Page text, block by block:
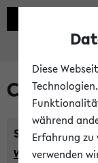
Courses
Semester:
WiSe 2026/2027
Diese
während
Erfahrung zu
verwenden